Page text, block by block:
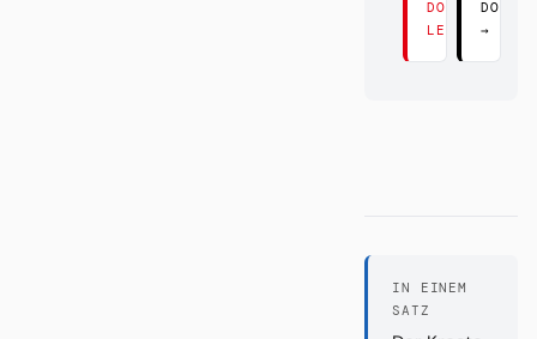
DORT
LESEN →
DORT
→
IN EINEM
SATZ